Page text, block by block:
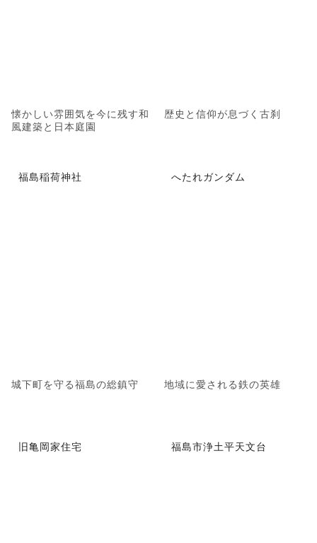
懐かしい雰囲気を今に残す和
風建築と日本庭園
歴史と信仰が息づく古刹
福島稲荷神社
城下町を守る福島の総鎮守
へたれガンダム
地域に愛される鉄の英雄
旧亀岡家住宅 福島市浄土平天文台